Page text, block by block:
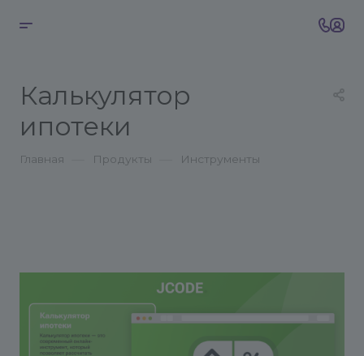
Калькулятор
ипотеки
Главная Продукты Инструменты